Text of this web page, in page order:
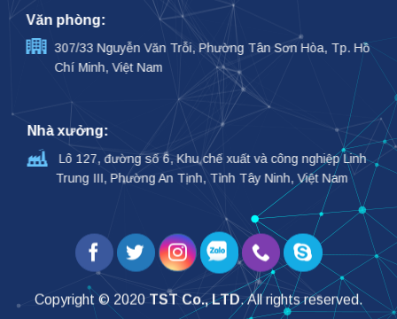
Văn phòng:
307/33 Nguyễn Văn Trỗi, Phường Tân Sơn Hòa, Tp. Hồ
Chí Minh, Việt Nam
Nhà xưởng:
Lô 127, đường số 6, Khu chế xuất và công nghiệp Linh
Trung III, Phường An Tịnh, Tỉnh Tây Ninh, Việt Nam
Copyright © 2020TST Co., LTD. All rights reserved.